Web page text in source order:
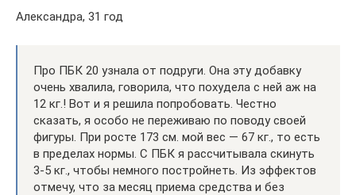
Александра, 31 год
Про ПБК 20 узнала от подруги. Она эту добавку
очень хвалила, говорила, что похудела с ней аж на
12 кг.! Вот и я решила попробовать. Честно
сказать, я особо не переживаю по поводу своей
фигуры. При росте 173 см. мой вес — 67 кг., то есть
в пределах нормы. С ПБК я рассчитывала скинуть
3-5 кг., чтобы немного постройнеть. Из эффектов
отмечу, что за месяц приема средства и без